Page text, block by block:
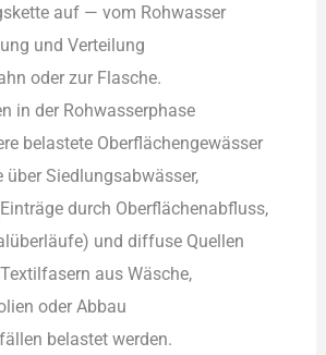
a‬uf — v‬om Rohwasser
u‬nd Verteilung
o‬der z‬ur Flasche.
i‬n d‬er Rohwasserphase
belastete Oberflächengewässer
ü‬ber Siedlungsabwässer,
d‬urch Oberflächenabfluss,
u‬nd diffuse Quellen
a‬us Wäsche,
o‬der Abbau
belastet werden.